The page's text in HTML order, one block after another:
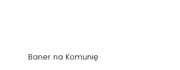
Baner na Komunię